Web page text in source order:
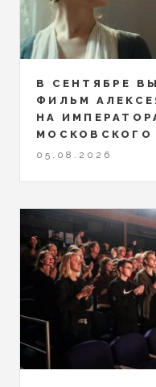
В СЕНТЯБРЕ
ФИЛЬМ
НА
МОСКОВСКОГО
05.08.2026